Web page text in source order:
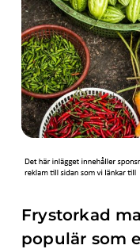
Frystorkad
populär som